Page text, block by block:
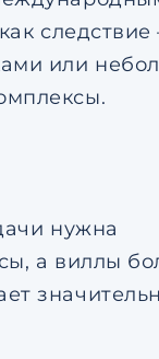
следствие
или
нужна
а виллы